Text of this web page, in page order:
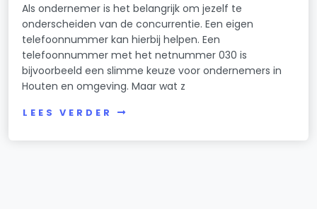
Als ondernemer is het belangrijk om jezelf te
onderscheiden van de concurrentie. Een eigen
telefoonnummer kan hierbij helpen. Een
telefoonnummer met het netnummer 030 is
bijvoorbeeld een slimme keuze voor ondernemers in
Houten en omgeving. Maar wat z
LEES VERDER